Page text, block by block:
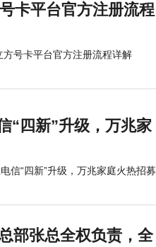
卡平台官方注册流程
号卡平台官方注册流程详解
“四新”升级，万兆家
信“四新”升级，万兆家庭火热招募
部张总全权负责，全